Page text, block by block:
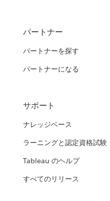
パートナー
パートナーを探す
パートナーになる
サポート
ナレッジベース
ラーニングと認定資格試験
Tableau のヘルプ
すべてのリリース